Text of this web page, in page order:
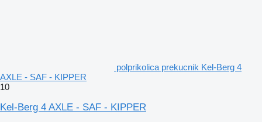
polprikolica prekucnik Kel-Berg 4
AXLE - SAF - KIPPER
10
Kel-Berg 4 AXLE - SAF - KIPPER